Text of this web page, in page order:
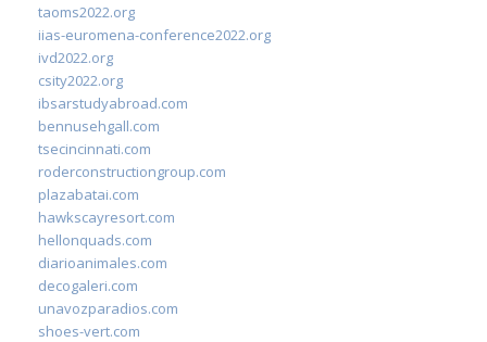
taoms2022.org
iias-euromena-conference2022.org
ivd2022.org
csity2022.org
ibsarstudyabroad.com
bennusehgall.com
tsecincinnati.com
roderconstructiongroup.com
plazabatai.com
hawkscayresort.com
hellonquads.com
diarioanimales.com
decogaleri.com
unavozparadios.com
shoes-vert.com